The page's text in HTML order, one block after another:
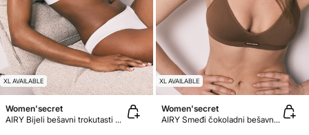
XL AVAILABLE
Women'secret
AIRY Bijeli bešavni trokutasti grudnjak top
XL AVAILABLE
Women'secret
AIRY Smeđi čokoladni bešavni trokutasti grudnjak top